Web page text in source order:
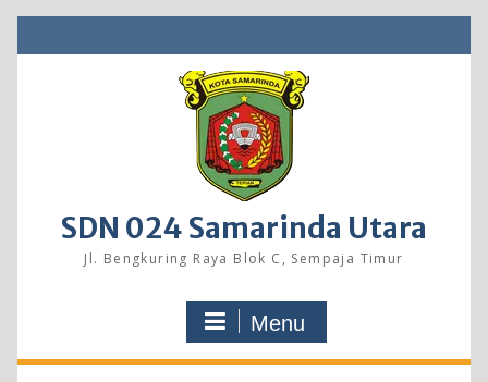
to
SDN 024 Samarinda Utara
Jl. Bengkuring Raya Blok C, Sempaja Timur
Menu